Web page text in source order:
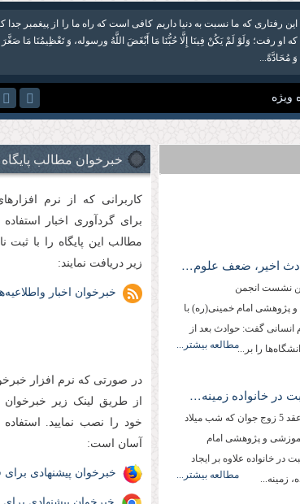
این رفتاری که ما نسبت به دنیا داریم کافی است که راه ما را از پیغمبر
که او رفت؛ وَلَوْ لَمْ یَكُنْ فِینَا إِلَّا حُبُّنَا مَا أَبْغَضَ اللَّهُ ورسوله، وَ تَعْظِیمُنَا مَا صَغَّرَ
وَ مُحَادَّةً...
ویژه
آیت الله مصباح یزدی: حوادث اخیر، ضعف علوم انسانی دانشگاه‌ها را بر ملا کرد
نشست انجمن
پژوهشی امام خمینی(ره) با
انسانی گفت: حوادث بعد از
را بر...مطالعه بیشتر...
آیت الله مصباح یزدی: محبت در خانواده زمینه‌ساز انجام وظایف دینی است
استاد حوزه علمیه قم در مراسم عقد 5 زوج جوان که شب میلاد
و پژوهشی امام
خانواده علاوه بر ایجاد
زمینه...
مطالعه بیشتر...
خبرخوان مطالب پایگاه
برای گردآوری اخبار
مطالب این پایگاه را با ثبت
زیر دریافت نمایند:
خبرخوان اخبار
در صورتی که نرم افزار
از طریق لینک زیر خبرخوان
خود را نصب نمایید. استفاده
آسان است:
خبرخوان پیشنهادی